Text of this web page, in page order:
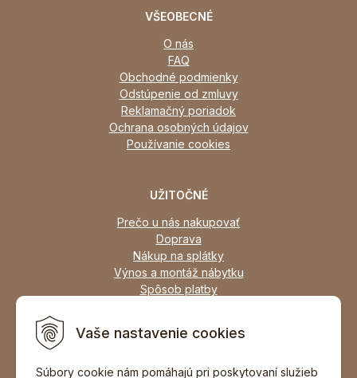
Vaše nastavenie cookies
Súbory cookie nám pomáhajú pri poskytovaní služieb
VŠEOBECNÉ
O nás
FAQ
Obchodné podmienky
Odstúpenie od zmluvy
Reklamačný poriadok
Ochrana osobných údajov
Používanie cookies
UŽITOČNÉ
Prečo u nás nakupovať
Doprava
Nákup na splátky
Výnos a montáž nábytku
Spôsob platby
Zariadime všetky typy interiérov